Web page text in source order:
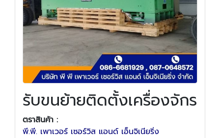
รับขนย้ายติดตั้งเครื่องจักร
ตราสินค้า :
พี.พี. เพาเวอร์ เซอร์วิส แอนด์ เอ็นจิเนียริ่ง